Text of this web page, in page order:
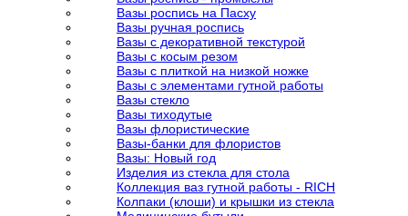
Вазы роспись на Пасху
Вазы ручная роспись
Вазы с декоративной текстурой
Вазы с косым резом
Вазы с плиткой на низкой ножке
Вазы с элементами гутной работы
Вазы стекло
Вазы тиходутые
Вазы флористические
Вазы-банки для флористов
Вазы: Новый год
Изделия из стекла для стола
Коллекция ваз гутной работы - RICH
Колпаки (клоши) и крышки из стекла